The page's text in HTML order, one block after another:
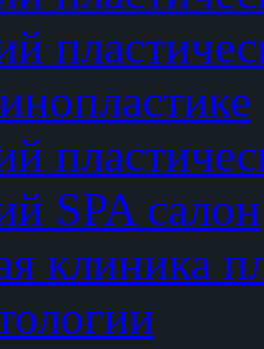
SPA салон
клиника